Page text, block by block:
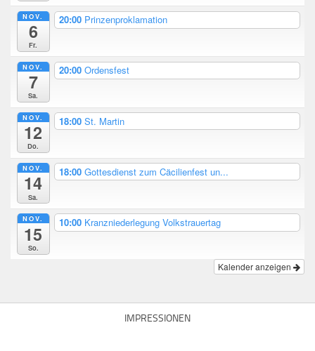
NOV.
6
Fr.
20:00 Prinzenproklamation
NOV.
7
Sa.
20:00 Ordensfest
NOV.
12
Do.
18:00 St. Martin
NOV.
14
Sa.
18:00 Gottesdienst zum Cäcilienfest un...
NOV.
15
So.
10:00 Kranzniederlegung Volkstrauertag
Kalender anzeigen
IMPRESSIONEN